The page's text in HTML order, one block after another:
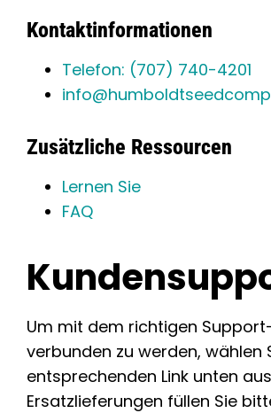
Kontaktinformationen
Telefon: (707) 740-4201
Zusätzliche Ressourcen
Lernen Sie
FAQ
Um mit dem richtigen
verbunden zu werden, wählen
entsprechenden Link unten
Ersatzlieferungen füllen Sie